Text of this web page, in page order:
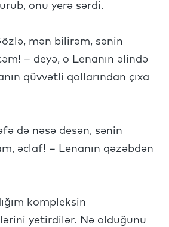
onu yerə sərdi.
mən bilirəm, sənin
– deyə, o Lenanın əlində
qüvvətli qollarından çıxa
də nəsə desən, sənin
əclaf! – Lenanın qəzəbdən
kompleksin
yetirdilər. Nə olduğunu